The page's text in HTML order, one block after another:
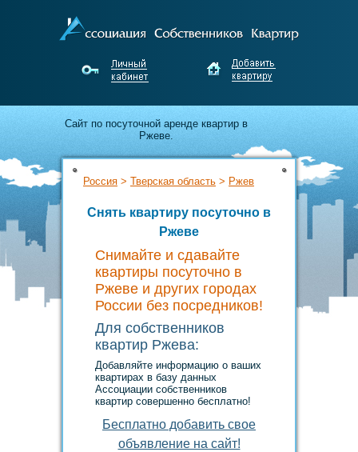
Cайт по посуточной аренде квартир в
Ржеве.
Апартаменты для гостей города от
собственников Ржева.
Недорого снимайте и выгодно сдавайте
жильё без посредников!
Россия > Тверская область > Ржев
Снять квартиру посуточно в
Ржеве
Снимайте и сдавайте
квартиры посуточно в
Ржеве и других городах
России без посредников!
Для собственников
квартир Ржева:
Добавляйте информацию о ваших
квартирах в базу данных
Ассоциации собственников
квартир совершенно бесплатно!